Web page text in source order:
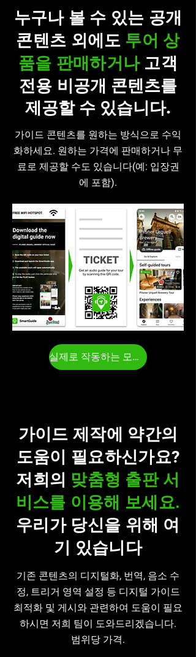
누구나 볼 수 있는 공개
콘텐츠 외에도 투어 상
품을 판매하거나 고객
전용 비공개 콘텐츠를
제공할 수 있습니다.
가이드 콘텐츠를 원하는 방식으로 수익
화하세요. 원하는 가격에 판매하거나 무
료로 제공할 수도 있습니다(예: 입장권
에 포함).
실제로 작동하는 모습을 확인해 보세요
가이드 제작에 약간의
도움이 필요하신가요?
저희의 맞춤형 출판 서
비스를 이용해 보세요.
우리가 당신을 위해 여
기 있습니다
기존 콘텐츠의 디지털화, 번역, 음소 수
정, 트리거 영역 설정 등 디지털 가이드
최적화 및 게시와 관련하여 도움이 필요
하시면 저희 팀이 도와드리겠습니다.
범위당 가격.